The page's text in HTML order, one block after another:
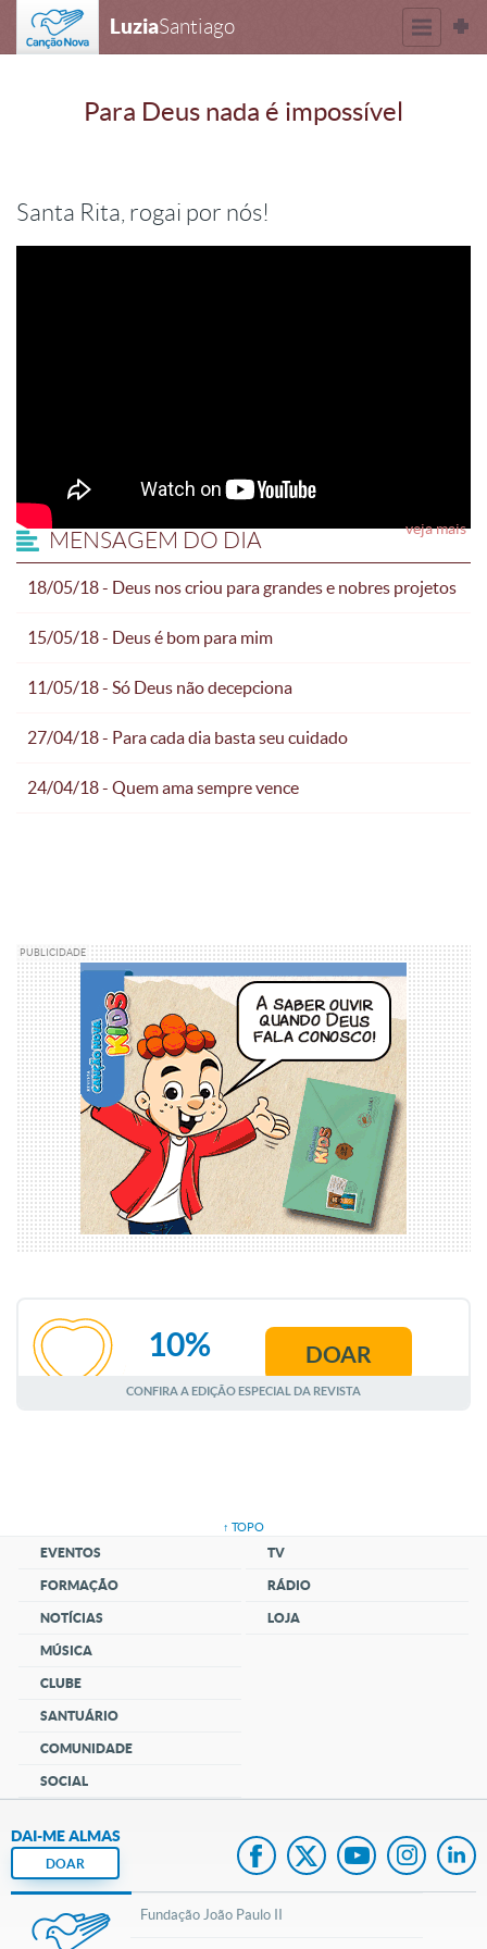
LuziaSantiago
Para Deus nada é impossível
Santa Rita, rogai por nós!
MENSAGEM DO DIA
18/05/18 - Deus nos criou para grandes e nobres projetos
15/05/18 - Deus é bom para mim
11/05/18 - Só Deus não decepciona
27/04/18 - Para cada dia basta seu cuidado
24/04/18 - Quem ama sempre vence
veja mais
PUBLICIDADE
AGOSTO
10% DOAR
CONFIRA A EDIÇÃO ESPECIAL DA REVISTA
↑ TOPO
EVENTOS
FORMAÇÃO
NOTÍCIAS
MÚSICA
CLUBE
SANTUÁRIO
COMUNIDADE
SOCIAL
TV
RÁDIO
LOJA
DAI-ME ALMAS
DOAR
Fundação João Paulo II